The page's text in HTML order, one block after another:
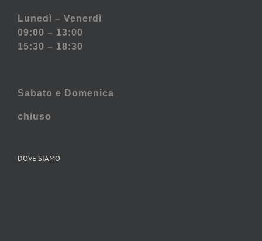
Lunedì – Venerdì
09:00 – 13:00
15:30 – 18:30
Sabato e Domenica
chiuso
DOVE SIAMO